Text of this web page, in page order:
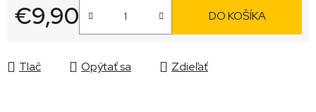
€9,90
Jednotková cena:
DO KOŠÍKA
Tlač Opýtať sa Zdieľať